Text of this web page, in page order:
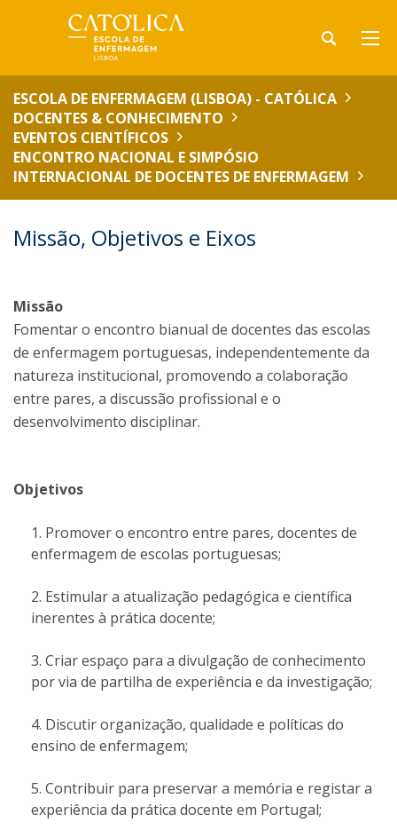
ESCOLA DE ENFERMAGEM (LISBOA) - CATÓLICA
DOCENTES & CONHECIMENTO
EVENTOS CIENTÍFICOS
ENCONTRO NACIONAL E SIMPÓSIO
INTERNACIONAL DE DOCENTES DE ENFERMAGEM
Missão, Objetivos e Eixos
Missão
Fomentar o encontro bianual de docentes das escolas
de enfermagem portuguesas, independentemente da
natureza institucional, promovendo a colaboração
entre pares, a discussão profissional e o
desenvolvimento disciplinar.
Objetivos
Promover o encontro entre pares, docentes de
enfermagem de escolas portuguesas;
Estimular a atualização pedagógica e científica
inerentes à prática docente;
Criar espaço para a divulgação de conhecimento
por via de partilha de experiência e da investigação;
Discutir organização, qualidade e políticas do
ensino de enfermagem;
Contribuir para preservar a memória e registar a
experiência da prática docente em Portugal;